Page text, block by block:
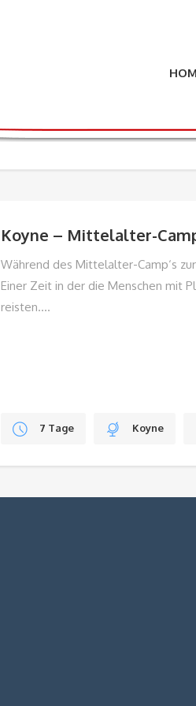
Koyne – Mittelalter-
Während des Mittelalter-Camp‘s
Einer Zeit in der die Menschen mit
reisten....
7 Tage Koyne